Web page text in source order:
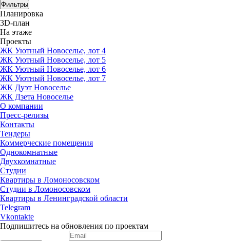
Фильтры
Планировка
3D-план
На этаже
Проекты
ЖК Уютный Новоселье, лот 4
ЖК Уютный Новоселье, лот 5
ЖК Уютный Новоселье, лот 6
ЖК Уютный Новоселье, лот 7
ЖК Дуэт Новоселье
ЖК Дзета Новоселье
О компании
Пресс-релизы
Контакты
Тендеры
Коммерческие помещения
Однокомнатные
Двухкомнатные
Студии
Квартиры в Ломоносовском
Студии в Ломоносовском
Квартиры в Ленинградской области
Telegram
Vkontakte
Подпишитесь на обновления по проектам